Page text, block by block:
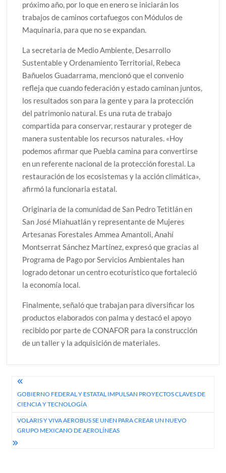
próximo año, por lo que en enero se iniciarán los
trabajos de caminos cortafuegos con Módulos de
Maquinaria, para que no se expandan.
La secretaria de Medio Ambiente, Desarrollo
Sustentable y Ordenamiento Territorial, Rebeca
Bañuelos Guadarrama, mencionó que el convenio
refleja que cuando federación y estado caminan juntos,
los resultados son para la gente y para la protección
del patrimonio natural. Es una ruta de trabajo
compartida para conservar, restaurar y proteger de
manera sustentable los recursos naturales. «Hoy
podemos afirmar que Puebla camina para convertirse
en un referente nacional de la protección forestal. La
restauración de los ecosistemas y la acción climática»,
afirmó la funcionaria estatal.
Originaria de la comunidad de San Pedro Tetitlán en
San José Miahuatlán y representante de Mujeres
Artesanas Forestales Ammea Amantoli, Anahí
Montserrat Sánchez Martínez, expresó que gracias al
Programa de Pago por Servicios Ambientales han
logrado detonar un centro ecoturístico que fortaleció
la economía local.
Finalmente, señaló que trabajan para diversificar los
productos elaborados con palma y destacó el apoyo
recibido por parte de CONAFOR para la construcción
de un taller y la adquisición de materiales.
Navegación
de
entradas
GOBIERNO FEDERAL Y ESTATAL IMPULSAN PROYECTOS CLAVES DE
CIENCIA Y TECNOLOGÍA
VOLARIS Y VIVA AEROBUS SE UNEN PARA CREAR UN NUEVO
GRUPO MEXICANO DE AEROLÍNEAS